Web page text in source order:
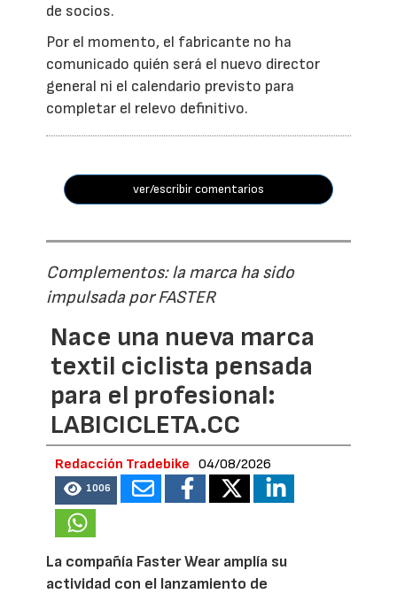
de socios.
Por el momento, el fabricante no ha
comunicado quién será el nuevo director
general ni el calendario previsto para
completar el relevo definitivo.
ver/escribir comentarios
Complementos: la marca ha sido
impulsada por FASTER
Nace una nueva marca
textil ciclista pensada
para el profesional:
LABICICLETA.CC
Redacción Tradebike 04/08/2026
1006
La compañía Faster Wear amplía su
actividad con el lanzamiento de